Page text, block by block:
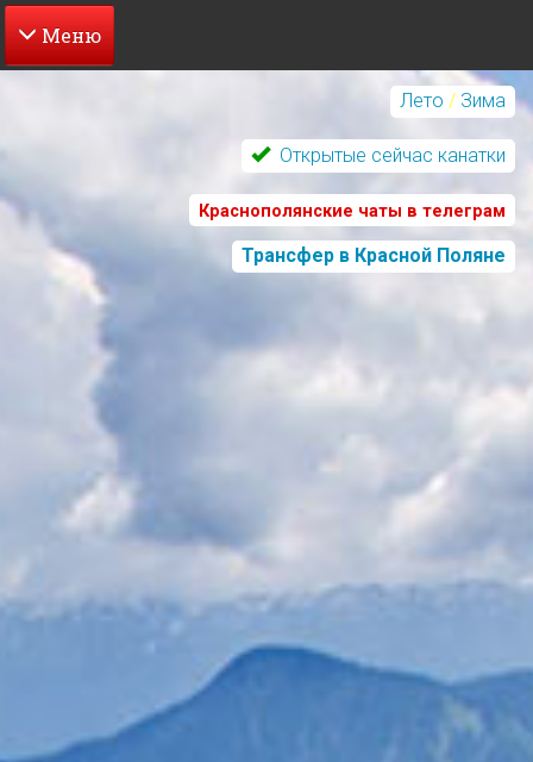
Перейти
содержанию
Лето / Зима
Открытые сейчас канатки
Краснополянские чаты в телеграм
Трансфер в Красной Поляне